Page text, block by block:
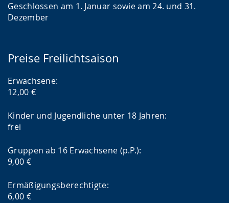
Geschlossen am 1. Januar sowie am 24. und 31.
Dezember
Preise Freilichtsaison
Erwachsene:
12,00 €
Kinder und Jugendliche unter 18 Jahren:
frei
Gruppen ab 16 Erwachsene (p.P.):
9,00 €
Ermäßigungsberechtigte:
6,00 €